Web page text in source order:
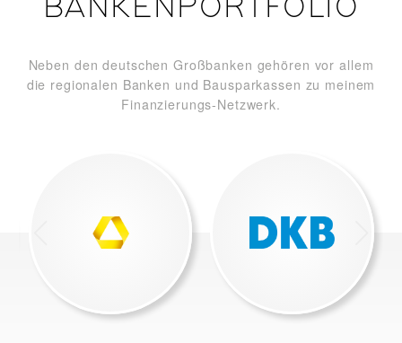
BANKENPORTFOLIO
Neben den deutschen Großbanken gehören vor allem
die regionalen Banken und Bausparkassen zu meinem
Finanzierungs-Netzwerk.